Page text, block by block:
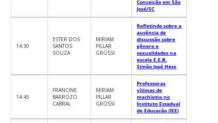
Conceição em São
José/SC
14:30
ESTER DOS
SANTOS
SOUZA
MIRIAM
PILLAR
GROSSI
Refletindo sobre a
ausência de
discussão sobre
gênero e
sexualidades na
escola E.E.B.
Simão José Hess
14:45
FRANCINE
BARROZO
CABRAL
MIRIAM
PILLAR
GROSSI
Professoras
vítimas de
machismo no
Instituto Estadual
de Educação (IEE)